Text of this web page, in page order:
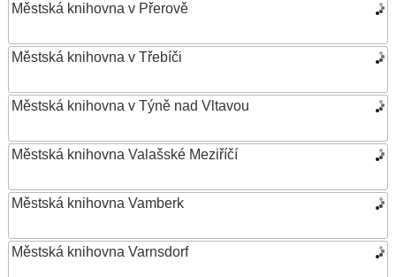
Městská knihovna v Přerově
Městská knihovna v Třebíči
Městská knihovna v Týně nad Vltavou
Městská knihovna Valašské Meziříčí
Městská knihovna Vamberk
Městská knihovna Varnsdorf